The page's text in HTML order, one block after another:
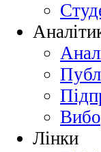
Лінки